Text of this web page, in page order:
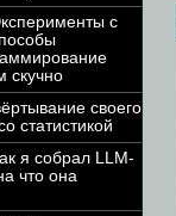
с
скучно
своего
статистикой
я собрал LLM-
что она